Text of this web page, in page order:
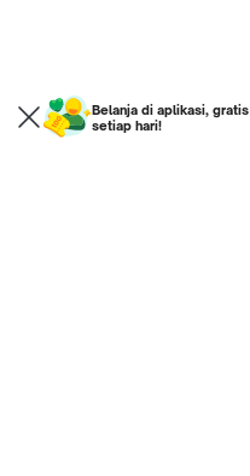
Belanja di aplikasi,
setiap hari!